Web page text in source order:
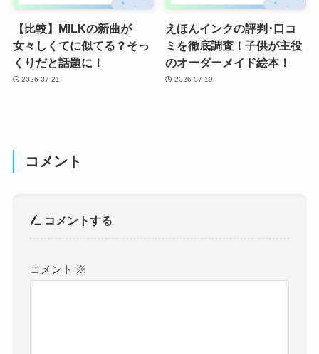
【比較】MILKの新曲が
女々しくてに似てる？そっ
くりだと話題に！
2026-07-21
えほんインクの評判･口コ
ミを徹底調査！子供が主役
のオーダーメイド絵本！
2026-07-19
コメント
コメントする
コメント ※